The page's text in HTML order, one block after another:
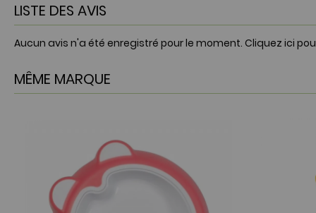
LISTE DES AVIS
Aucun avis n'a été enregistré pour le moment. Cliquez ici
MÊME MARQUE